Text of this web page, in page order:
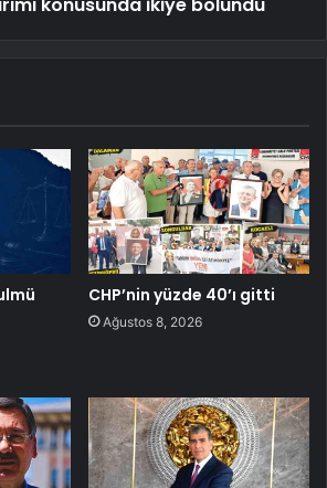
CHP’nin yüzde 40’ı gitti
Ağustos 8, 2026